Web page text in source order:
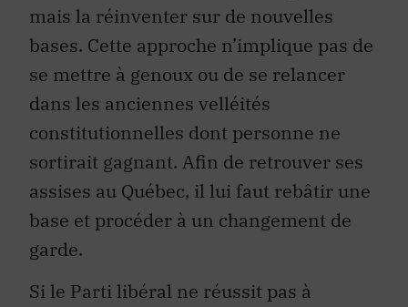
mais la réinventer sur de nouvelles
bases. Cette approche n’implique pas de
se mettre à genoux ou de se relancer
dans les anciennes velléités
constitutionnelles dont personne ne
sortirait gagnant. Afin de retrouver ses
assises au Québec, il lui faut rebâtir une
base et procéder à un changement de
garde.
Si le Parti libéral ne réussit pas à